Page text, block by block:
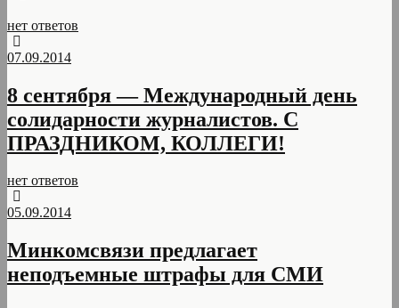
нет ответов
07.09.2014
8 сентября — Международный день
солидарности журналистов. С
ПРАЗДНИКОМ, КОЛЛЕГИ!
нет ответов
05.09.2014
Минкомсвязи предлагает
неподъемные штрафы для СМИ